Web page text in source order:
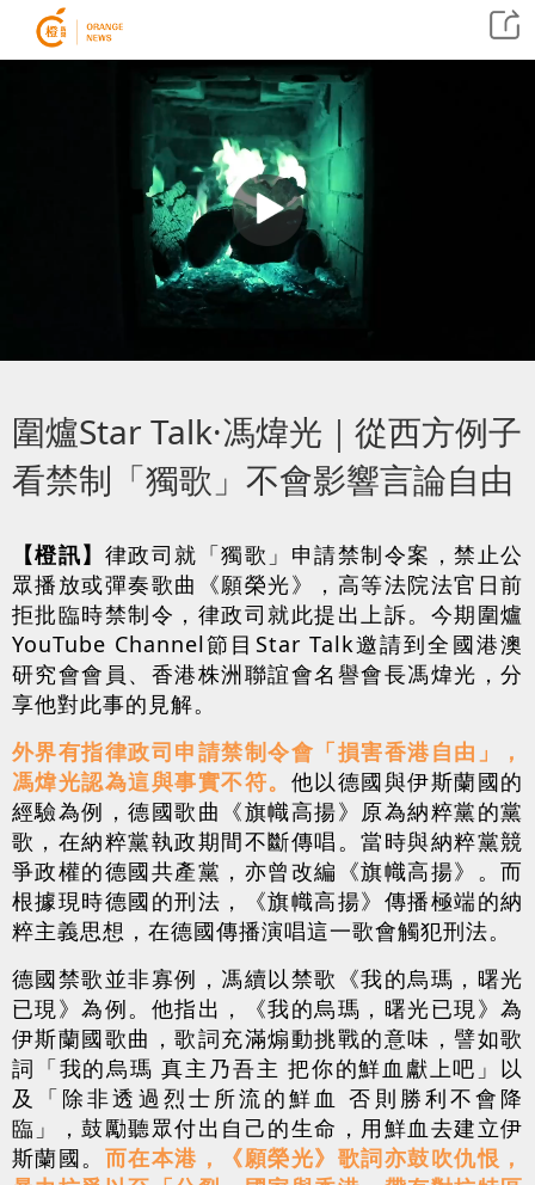
圍爐Star Talk·馮煒光｜從西方例子
看禁制「獨歌」不會影響言論自由
【橙訊】 律政司就「獨歌」申請禁制令案，禁止公
眾播放或彈奏歌曲《願榮光》，高等法院法官日前
拒批臨時禁制令，律政司就此提出上訴。今期圍爐
YouTube Channel節目Star Talk邀請到全國港澳
研究會會員、香港株洲聯誼會名譽會長馮煒光，分
享他對此事的見解。
外界有指律政司申請禁制令會「損害香港自由」，
馮煒光認為這與事實不符。 他以德國與伊斯蘭國的
經驗為例，德國歌曲《旗幟高揚》原為納粹黨的黨
歌，在納粹黨執政期間不斷傳唱。當時與納粹黨競
爭政權的德國共產黨，亦曾改編《旗幟高揚》。而
根據現時德國的刑法，《旗幟高揚》傳播極端的納
粹主義思想，在德國傳播演唱這一歌會觸犯刑法。
德國禁歌並非寡例，馮續以禁歌《我的烏瑪，曙光
已現》為例。他指出，《我的烏瑪，曙光已現》為
伊斯蘭國歌曲，歌詞充滿煽動挑戰的意味，譬如歌
詞「我的烏瑪 真主乃吾主 把你的鮮血獻上吧」以
及「除非透過烈士所流的鮮血 否則勝利不會降
臨」，鼓勵聽眾付出自己的生命，用鮮血去建立伊
斯蘭國。 而在本港，《願榮光》歌詞亦鼓吹仇恨，